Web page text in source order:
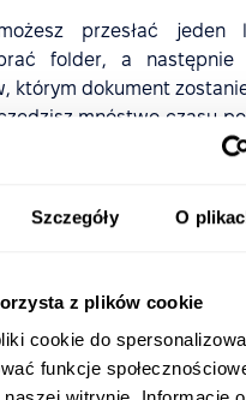
Szczegóły O
z plików cookie
cookie do
funkcje
przesłać jeden
folder, a następnie
którym dokument
mnóstwo czasu
profili pracowników
również z
i dowiedz się więcej
i przypisywać dokumenty